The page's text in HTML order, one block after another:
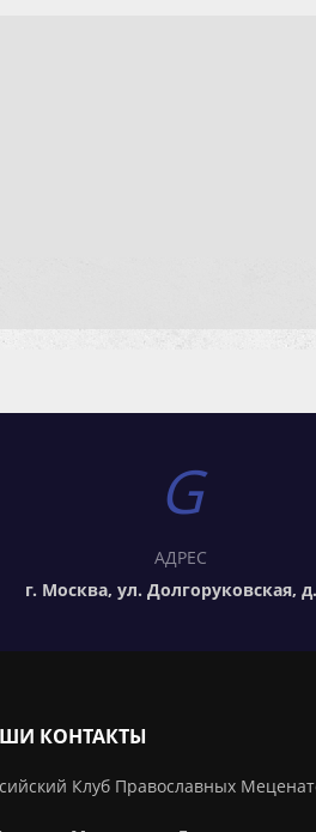
АДРЕС
г. Москва, ул. Долгоруковская,
КОНТАКТЫ
Клуб Православных